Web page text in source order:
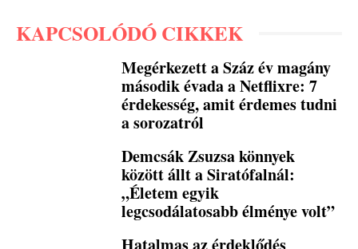
KAPCSOLÓDÓ CIKKEK
Megérkezett a Száz év magány
második évada a Netflixre: 7
érdekesség, amit érdemes tudni
a sorozatról
Demcsák Zsuzsa könnyek
között állt a Siratófalnál:
„Életem egyik
legcsodálatosabb élménye volt”